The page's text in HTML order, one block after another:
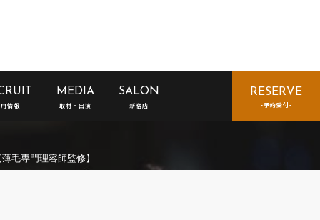
MEDIA SALON RESERVE
毛専門理容師監修】